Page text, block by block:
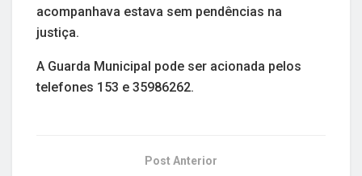
acompanhava estava sem pendências na
justiça.
A Guarda Municipal pode ser acionada pelos
telefones 153 e 35986262.
Post Anterior